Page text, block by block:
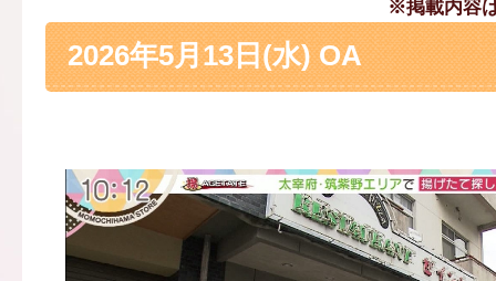
※掲載内容
2026年5月13日(水) OA